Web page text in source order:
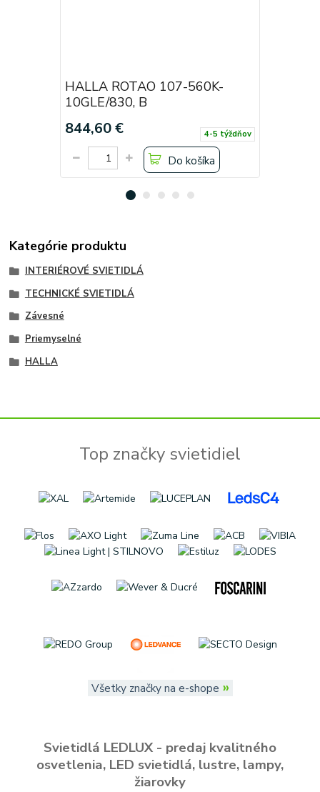
HALLA ROTAO 107-560K-
10GLE/830, B
844,60 € 4-5 týždňov
Do košíka
Kategórie produktu
INTERIÉROVÉ SVIETIDLÁ
TECHNICKÉ SVIETIDLÁ
Závesné
Priemyselné
HALLA
Top značky svietidiel
Všetky značky na e-shope »
Svietidlá LEDLUX - predaj kvalitného
osvetlenia, LED svietidlá, lustre, lampy,
žiarovky